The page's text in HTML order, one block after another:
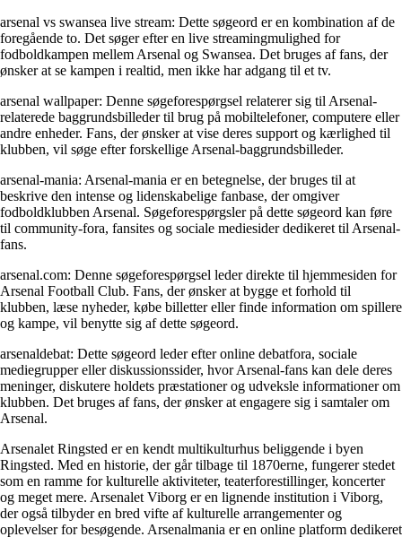
arsenal vs swansea live stream: Dette søgeord er en kombination af de
foregående to. Det søger efter en live streamingmulighed for
fodboldkampen mellem Arsenal og Swansea. Det bruges af fans, der
ønsker at se kampen i realtid, men ikke har adgang til et tv.
arsenal wallpaper: Denne søgeforespørgsel relaterer sig til Arsenal-
relaterede baggrundsbilleder til brug på mobiltelefoner, computere eller
andre enheder. Fans, der ønsker at vise deres support og kærlighed til
klubben, vil søge efter forskellige Arsenal-baggrundsbilleder.
arsenal-mania: Arsenal-mania er en betegnelse, der bruges til at
beskrive den intense og lidenskabelige fanbase, der omgiver
fodboldklubben Arsenal. Søgeforespørgsler på dette søgeord kan føre
til community-fora, fansites og sociale mediesider dedikeret til Arsenal-
fans.
arsenal.com: Denne søgeforespørgsel leder direkte til hjemmesiden for
Arsenal Football Club. Fans, der ønsker at bygge et forhold til
klubben, læse nyheder, købe billetter eller finde information om spillere
og kampe, vil benytte sig af dette søgeord.
arsenaldebat: Dette søgeord leder efter online debatfora, sociale
mediegrupper eller diskussionssider, hvor Arsenal-fans kan dele deres
meninger, diskutere holdets præstationer og udveksle informationer om
klubben. Det bruges af fans, der ønsker at engagere sig i samtaler om
Arsenal.
Arsenalet Ringsted er en kendt multikulturhus beliggende i byen
Ringsted. Med en historie, der går tilbage til 1870erne, fungerer stedet
som en ramme for kulturelle aktiviteter, teaterforestillinger, koncerter
og meget mere. Arsenalet Viborg er en lignende institution i Viborg,
der også tilbyder en bred vifte af kulturelle arrangementer og
oplevelser for besøgende. Arsenalmania er en online platform dedikeret